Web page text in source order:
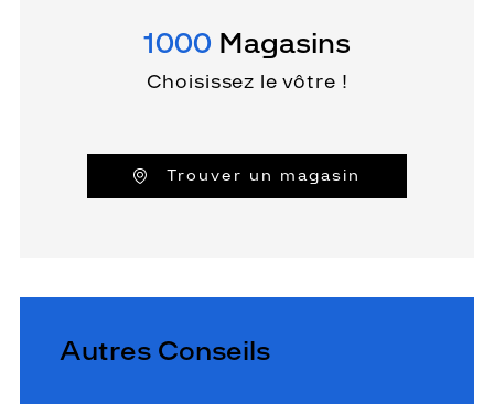
1000 Magasins
Choisissez le vôtre !
Trouver un magasin
Autres Conseils